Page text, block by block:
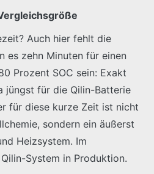
Auch hier fehlt die
es zehn Minuten für einen
Prozent SOC sein: Exakt
jüngst für die Qilin-Batterie
für diese kurze Zeit ist nicht
sondern ein äußerst
Heizsystem. Im
System in Produktion.